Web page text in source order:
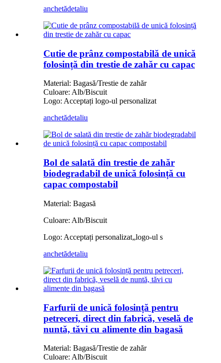
anchetădetaliu
Cutie de prânz compostabilă de unică
folosință din trestie de zahăr cu capac
Material: Bagasă/Trestie de zahăr
Culoare: Alb/Biscuit
Logo: Acceptați logo-ul personalizat
anchetădetaliu
Bol de salată din trestie de zahăr
biodegradabil de unică folosință cu
capac compostabil
Material: Bagasă
Culoare: Alb/Biscuit
Logo: Acceptați personalizat„logo-ul s
anchetădetaliu
Farfurii de unică folosință pentru
petreceri, direct din fabrică, veselă de
nuntă, tăvi cu alimente din bagasă
Material: Bagasă/Trestie de zahăr
Culoare: Alb/Biscuit